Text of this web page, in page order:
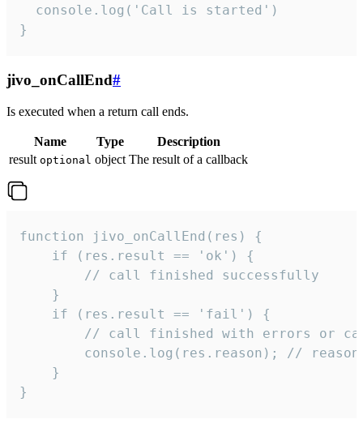
  console.log('Call is started')
}
jivo_onCallEnd#
Is executed when a return call ends.
Name Type
Description
result optional object The result of a callback
function jivo_onCallEnd(res) {
    if (res.result == 'ok') {
        // call finished successfully
    }
    if (res.result == 'fail') {
// call finished with errors or
console.log(res.reason); //
    }
}